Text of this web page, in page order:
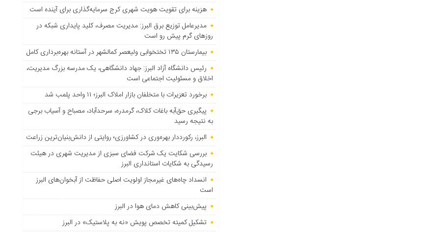
هزینه برای تقویت هویت شهری کرج سرمایه‌گذاری برای آینده است
مدیرعامل توزیع برق البرز: مدیریت مصرف، کلید پایداری شبکه در
روزهای گرم پیش رو است
بیمارستان ۱۳۵ تختخوابی ولیعصر کمالشهر در آستانه بهره‌برداری کامل
رئیس دانشگاه آزاد البرز: جهاد دانشگاهی، یک مدرسه بزرگ مدیریت،
اخلاق و مسئولیت اجتماعی است
برخورد تعزیرات با متخلفان بازار املاک البرز؛ ۱۱ واحد پلمب شد
پیگیری حق‌آبه باغات کلاک، گرمدره، سرحدآباد، مصباح و آسیاب برجی
به نتیجه رسید
البرز، رکورددار بهره‌وری در کشاورزی؛ روایتی از دانش‌بنیان‌ترین زراعت
بررسی شکایت یک شرکت فضای سبزی از مدیریت شهری در هیئت
رسیدگی به شکایات استانداری البرز
انسداد چاه‌های غیرمجاز اولویت اصلی حفاظت از آبخوان‌های البرز
است
پیش‌بینی کاهش دمای هوا در البرز
تشکیل کمیته تخصص پویش «نه به پلاستیک» در البرز